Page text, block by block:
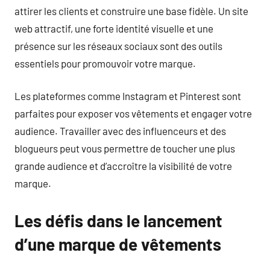
attirer les clients et construire une base fidèle. Un site
web attractif, une forte identité visuelle et une
présence sur les réseaux sociaux sont des outils
essentiels pour promouvoir votre marque.
Les plateformes comme Instagram et Pinterest sont
parfaites pour exposer vos vêtements et engager votre
audience. Travailler avec des influenceurs et des
blogueurs peut vous permettre de toucher une plus
grande audience et d’accroître la visibilité de votre
marque.
Les défis dans le lancement
d’une marque de vêtements